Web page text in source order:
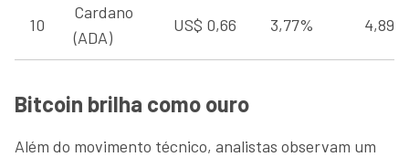
10
Cardano
(ADA)
US$ 0,66 3,77% 4,89%
Bitcoin brilha como ouro
Além do movimento técnico, analistas observam um